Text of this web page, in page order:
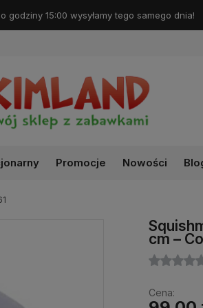
dostawa od 99 zł!
Promocje Nowości
cm –
Cena: